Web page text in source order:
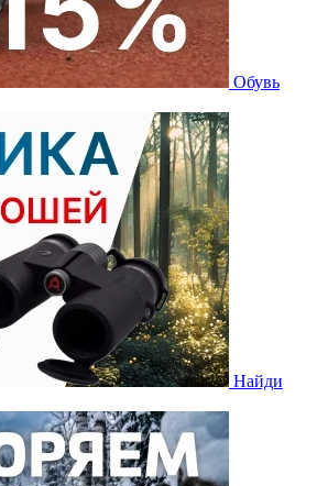
Обувь
Найди